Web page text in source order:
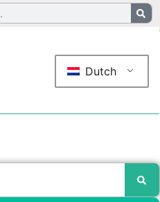
Dutch